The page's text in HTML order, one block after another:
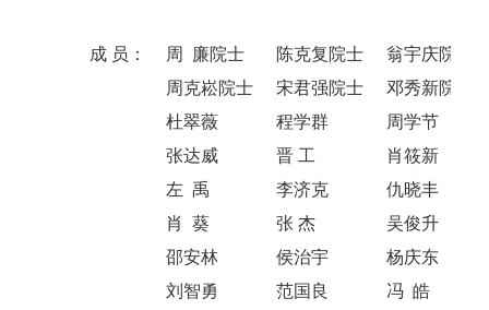
成 员： 周 廉院士 陈克复院士
翁宇庆院士
周克崧院士
宋君强院士
邓秀新院士
杜翠薇
程学群
周学节
张达威
晋 工
肖筱新
左 禹
李济克
仇晓丰
肖 葵
张 杰
吴俊升
邵安林
侯治宇
杨庆东
刘智勇
范国良
冯 皓